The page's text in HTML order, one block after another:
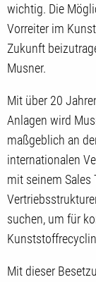
wichtig. Die
Vorreiter im
Zukunft
Musner.
Mit über 20
Anlagen wird
maßgeblich an
internationalen
mit seinem Sales
suchen, um für
Mit dieser